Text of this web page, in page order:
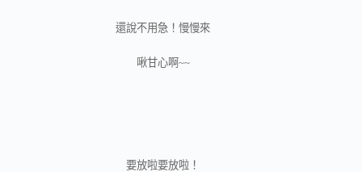
還說不用急！慢慢來
啾甘心啊~~
要放啦要放啦！